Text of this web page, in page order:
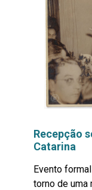
Recepção
Catarina
Evento
torno de uma